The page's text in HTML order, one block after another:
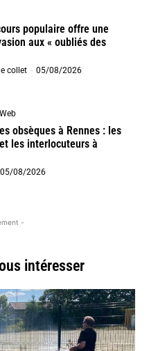
populaire offre une
aux « oubliés des
collet - 05/08/2026
obsèques à Rennes : les
les interlocuteurs à
05/08/2026
-
intéresser